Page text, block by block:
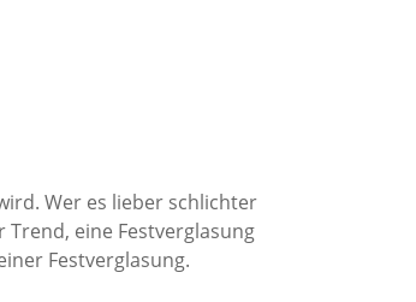
Wer es lieber schlichter
eine Festverglasung
Festverglasung.